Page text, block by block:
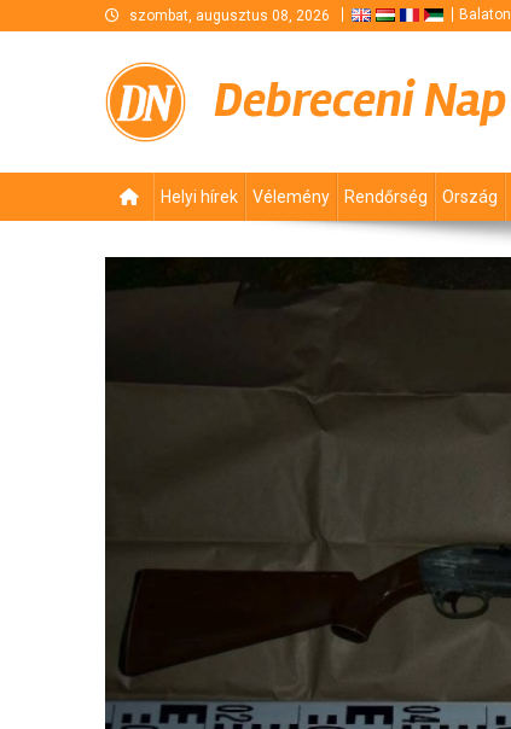
szombat, augusztus 08, 2026 Balaton
Debreceni Nap
Helyi hírek Vélemény Rendőrség Ország